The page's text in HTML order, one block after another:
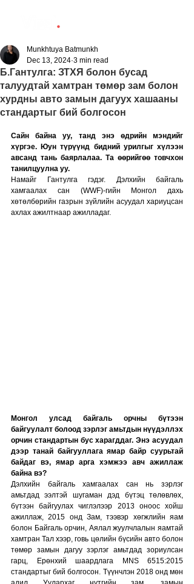
Б.Гантулга: ЗТХЯ болон бусад
талуудтай хамтран төмөр зам болон
хурдны авто замын дагуух хашааны
стандартыг бий болгосон
Munkhtuya Batmunkh
Dec 13, 2024 3 min read
Сайн байна уу, танд энэ өдрийн мэндийг
хүргэе. Юун түрүүнд бидний урилгыг хүлээн
авсанд тань баярлалаа. Та өөрийгөө товчхон
танилцуулна уу.
Намайг Гантулга гэдэг. Дэлхийн байгаль
хамгаалах сан (WWF)-гийн Монгол дахь
хөтөлбөрийн газрын зүйлийн асуудал хариуцсан
ахлах ажилтнаар ажилладаг.
Монгол улсад байгаль орчны бүтээн
байгуулалт болоод зэрлэг амьтдын нүүдэллэх
орчин стандартын бус харагддаг. Энэ асуудал
дээр танай байгууллага ямар байр суурьтай
байдаг вэ, ямар арга хэмжээ авч ажиллаж
байна вэ?
Дэлхийн байгаль хамгаалах сан нь зэрлэг
амьтдад ээлтэй шугаман дэд бүтэц төлөвлөх,
бүтээн байгуулах чиглэлээр 2013 оноос хойш
ажиллаж, 2015 онд Зам, тээвэр хөгжлийн яам
болон Байгаль орчин, Аялал жуулчлалын яамтай
хамтран Тал хээр, говь цөлийн бүсийн авто болон
төмөр замын дагуу зэрлэг амьтдад зориулсан
гарц, Ерөнхий шаардлага MNS 6515:2015
стандартыг бий болгосон. Түүнчлэн 2018 онд мөн